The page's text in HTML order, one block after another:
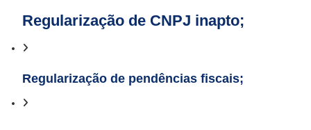
Regularização de CNPJ inapto;
Regularização de pendências fiscais;